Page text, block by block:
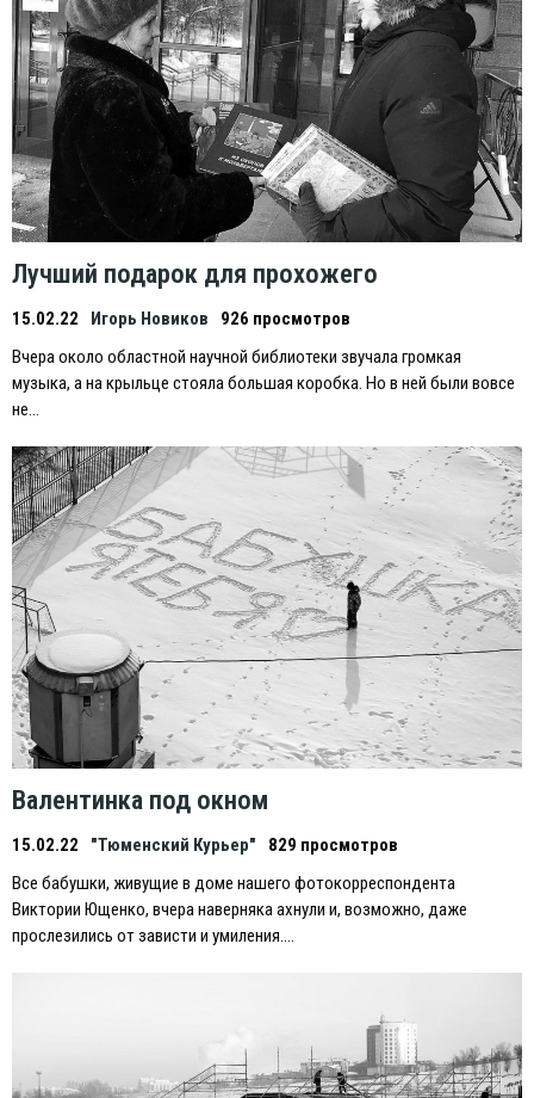
Лучший подарок для прохожего
15.02.22 Игорь Новиков
926 просмотров
Вчера около областной научной библиотеки звучала громкая
музыка, а на крыльце стояла большая коробка. Но в ней были вовсе
не…
Валентинка под окном
15.02.22 "Тюменский Курьер"
829 просмотров
Все бабушки, живущие в доме нашего фотокорреспондента
Виктории Ющенко, вчера наверняка ахнули и, возможно, даже
прослезились от зависти и умиления….